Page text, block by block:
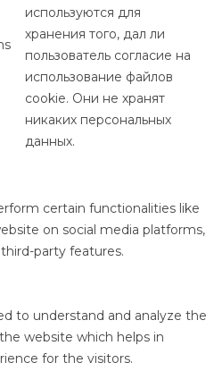
используются для
хранения того, дал ли
пользователь согласие на
использование файлов
cookie. Они не хранят
никаких персональных
данных.
certain functionalities like
on social media platforms,
party features.
to understand and analyze the
website which helps in
for the visitors.